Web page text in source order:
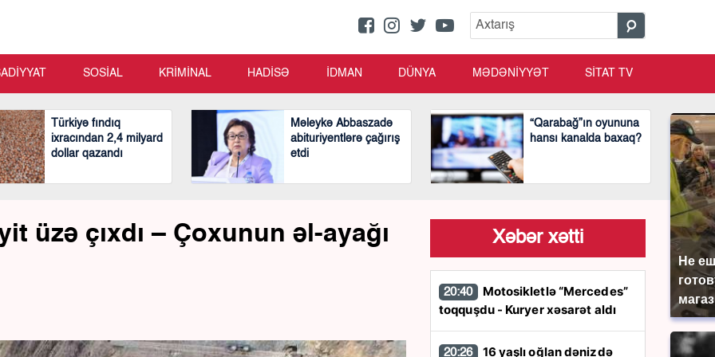
Не
SOSİAL KRİMİNAL HADİSƏ İDMAN DÜNYA MƏDƏNİYYƏT SİTAT TV
Türkiyə fındıq
ixracından 2,4 milyard
dollar qazandı
Məleykə Abbaszadə
abituriyentlərə çağırış
etdi
“Qarabağ”ın oyununa
hansı kanalda baxaq?
üzə çıxdı – Çoxunun əl-ayağı
Xəbər xətti
20:40
toqquşdu - Kuryer xəsarət aldı
20:26